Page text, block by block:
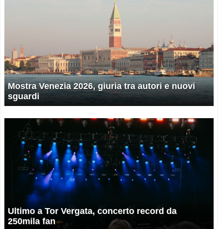
Mostra Venezia 2026, giuria tra autori e nuovi
sguardi
Ultimo a Tor Vergata, concerto record da
250mila fan